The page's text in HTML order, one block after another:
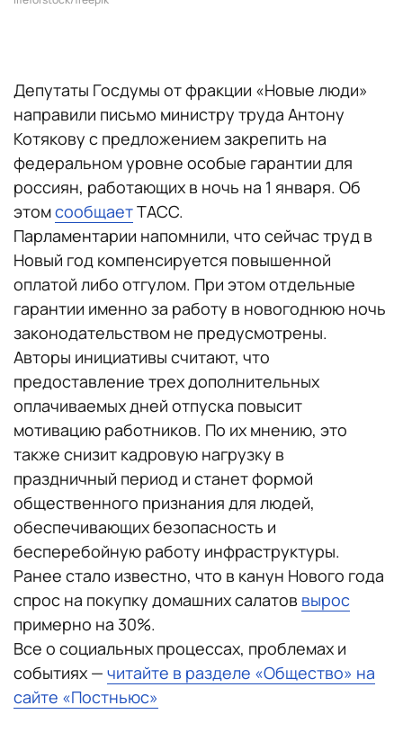
Депутаты Госдумы от фракции «Новые люди»
направили письмо министру труда Антону
Котякову с предложением закрепить на
федеральном уровне особые гарантии для
россиян, работающих в ночь на 1 января. Об
этомсообщаетТАСС.
Парламентарии напомнили, что сейчас труд в
Новый год компенсируется повышенной
оплатой либо отгулом. При этом отдельные
гарантии именно за работу в новогоднюю ночь
законодательством не предусмотрены.
Авторы инициативы считают, что
предоставление трех дополнительных
оплачиваемых дней отпуска повысит
мотивацию работников. По их мнению, это
также снизит кадровую нагрузку в
праздничный период и станет формой
общественного признания для людей,
обеспечивающих безопасность и
бесперебойную работу инфраструктуры.
Ранее стало известно, что в канун Нового года
спрос на покупку домашних салатов вырос
примерно на 30%.
Все о социальных процессах, проблемах и
событиях — читайте в разделе «Общество» на
сайте «Постньюс»